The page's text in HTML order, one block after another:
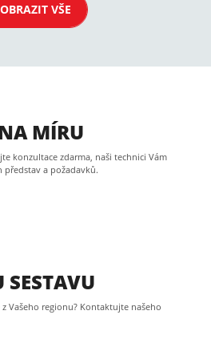
VŠE
MÍRU
konzultace zdarma, naši technici Vám
a požadavků.
Vašeho regionu? Kontaktujte našeho